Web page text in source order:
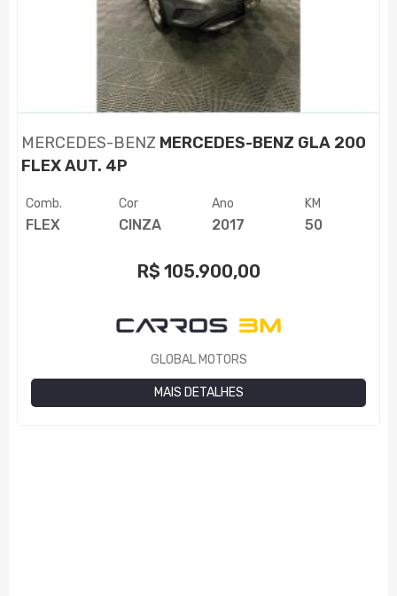
MERCEDES-BENZ MERCEDES-BENZ GLA 200
FLEX AUT. 4P
Comb.
FLEX
Cor
CINZA
Ano
2017
KM
50
R$ 105.900,00
GLOBAL MOTORS
MAIS DETALHES